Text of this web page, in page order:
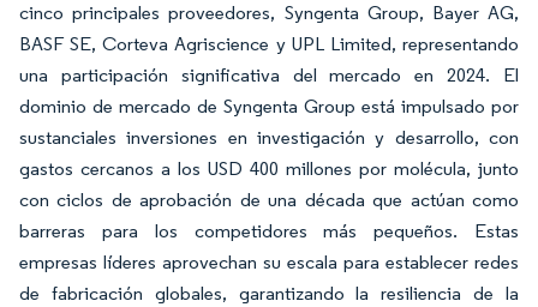
cinco principales proveedores, Syngenta Group, Bayer AG,
BASF SE, Corteva Agriscience y UPL Limited, representando
una participación significativa del mercado en 2024. El
dominio de mercado de Syngenta Group está impulsado por
sustanciales inversiones en investigación y desarrollo, con
gastos cercanos a los USD 400 millones por molécula, junto
con ciclos de aprobación de una década que actúan como
barreras para los competidores más pequeños. Estas
empresas líderes aprovechan su escala para establecer redes
de fabricación globales, garantizando la resiliencia de la